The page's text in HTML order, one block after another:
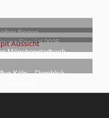
fliegen
950,00€
Special 2025
799,00€
Mönchengladbach –
1.099,00€
Köln – Domblick